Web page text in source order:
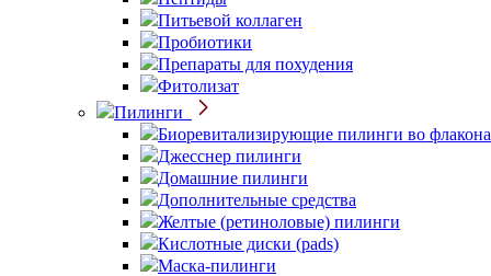
Питьевой коллаген
Пробиотики
Препараты для похудения
Фитолизат
Пилинги
Биоревитализирующие пилинги во
Джесснер пилинги
Домашние пилинги
Дополнительные средства
Желтые (ретиноловые) пилинги
Кислотные диски (pads)
Маска-пилинги